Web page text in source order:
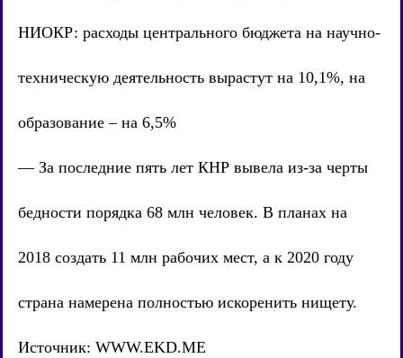
НИОКР: расходы центрального бюджета на научно-
техническую деятельность вырастут на 10,1%, на
образование – на 6,5%
— За последние пять лет КНР вывела из-за черты
бедности порядка 68 млн человек. В планах на
2018 создать 11 млн рабочих мест, а к 2020 году
страна намерена полностью искоренить нищету.
Источник: WWW.EKD.ME